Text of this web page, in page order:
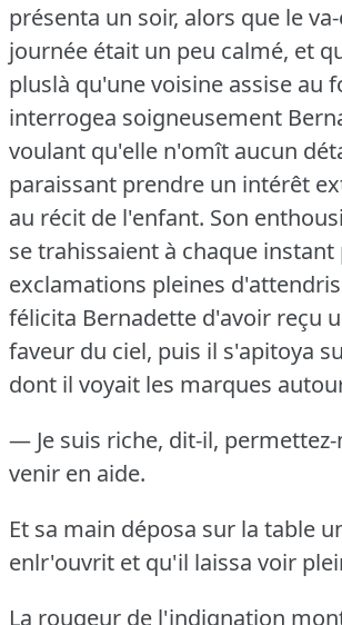
présenta un soir, alors que le
journée était un peu calmé, et
pluslà qu'une voisine assise au
interrogea soigneusement
voulant qu'elle n'omît aucun
paraissant prendre un intérêt
au récit de l'enfant. Son
se trahissaient à chaque instant
exclamations pleines
félicita Bernadette d'avoir reçu
faveur du ciel, puis il s'apitoya
dont il voyait les marques
— Je suis riche, dit-il,
venir en aide.
Et sa main déposa sur la table
enlr'ouvrit et qu'il laissa voir
La rougeur de l'indignation